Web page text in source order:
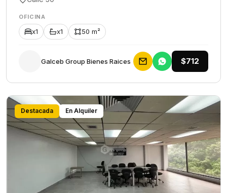
OFICINA
x1 x1 50 m²
Galceb Group Bienes Raices $712
Destacada En Alquiler